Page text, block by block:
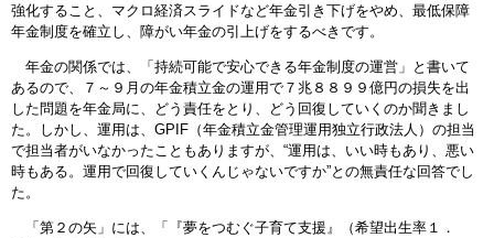
強化すること、マクロ経済スライドなど年金引き下げをやめ、最低保障
年金制度を確立し、障がい年金の引上げをするべきです。
年金の関係では、「持続可能で安心できる年金制度の運営」と書いて
あるので、７～９月の年金積立金の運用で７兆８８９９億円の損失を出
した問題を年金局に、どう責任をとり、どう回復していくのか聞きまし
た。しかし、運用は、GPIF（年金積立金管理運用独立行政法人）の担当
で担当者がいなかったこともありますが、“運用は、いい時もあり、悪い
時もある。運用で回復していくんじゃないですか”との無責任な回答でし
た。
「第２の矢」には、「『夢をつむぐ子育て支援』（希望出生率１．